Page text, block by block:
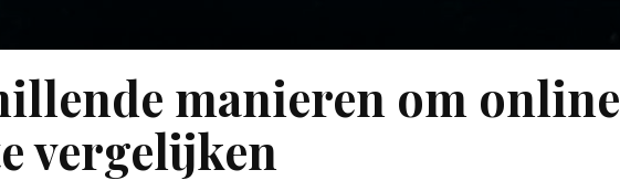
manieren om online
vergelijken